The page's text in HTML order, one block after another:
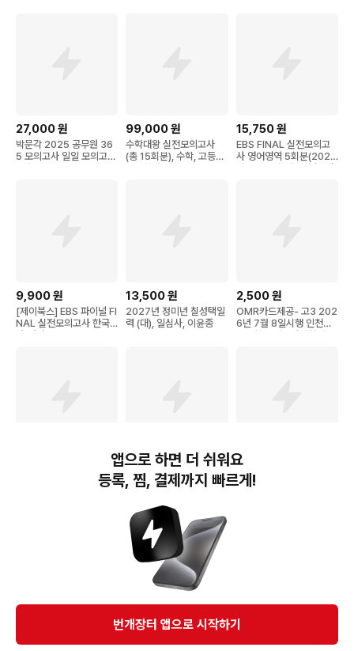
27,000원
박문각 2025 공무원 36
5 모의고사 일일 모의고사
99,000원
수학대왕 실전모의고사
(총 15회분), 수학, 고등학
15,750원
EBS FINAL 실전모의고
사 영어영역 5회분(2026
9,900원
[제이북스] EBS 파이널 FI
NAL 실전모의고사 한국
사 영역 (2026) : 2027
13,500원
2027년 정미년 칠성택일
력 (대), 일심사, 이윤종
2,500원
OMR카드제공- 고3 202
6년 7월 8일시행 인천시
교육청 모의고사시험지 (2
박문각 공무원 9급 주간
합격모의고사 [25년 7월]
31,500원
박문각 공무원 9급 매일.
주간 합격모의고사 (26년
지 증정)
19,900
(한국방송통신대) 2021년
7월판 인간과 사회 2학기
번개장터(주) 사업자정보, 이용약관 및 기타 법적고지
번개장터㈜는 통신판매중개자이며, 통신판매의 당사자가 아닙니다. 전자상거래 등에서의
소비자보호에 관한 법률 등 관련 법령 및 번개장터㈜의 약관에 따라 상품, 상품정보, 거래에 관한 책임은
개별 판매자에게 귀속하고, 번개장터㈜는 원칙적으로 회원간 거래에 대하여 책임을 지지 않습니다.
다만, 번개장터㈜가 직접 판매하는 상품에 대한 책임은 번개장터㈜에게 귀속합니다.
앱으로 하면 더 쉬워요
등록, 찜, 결제까지 빠르게!
번개장터 앱으로 시작하기